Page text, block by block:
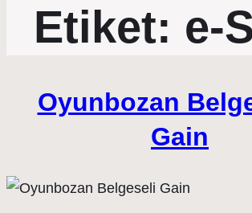
Etiket: e-
Oyunbozan
Gain